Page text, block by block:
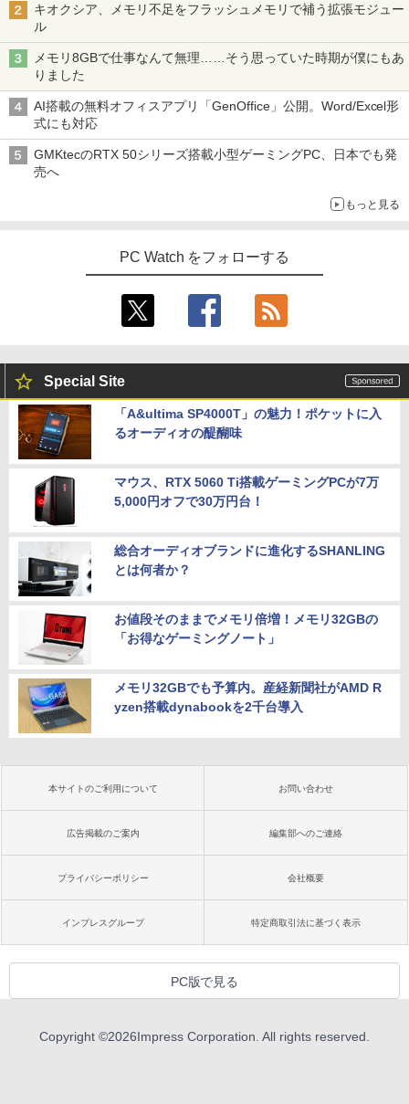
キオクシア、メモリ不足をフラッシュメモリで補う拡張モジュー
ル
メモリ8GBで仕事なんて無理……そう思っていた時期が僕にもあ
りました
AI搭載の無料オフィスアプリ「GenOffice」公開。Word/Excel形
式にも対応
GMKtecのRTX 50シリーズ搭載小型ゲーミングPC、日本でも発
売へ
もっと見る
PC Watch をフォローする
Special Site
「A&ultima SP4000T」の魅力！ポケットに入
るオーディオの醍醐味
マウス、RTX 5060 Ti搭載ゲーミングPCが7万
5,000円オフで30万円台！
総合オーディオブランドに進化するSHANLING
とは何者か？
お値段そのままでメモリ倍増！メモリ32GBの
「お得なゲーミングノート」
メモリ32GBでも予算内。産経新聞社がAMD R
yzen搭載dynabookを2千台導入
本サイトのご利用について お問い合わせ
広告掲載のご案内 編集部へのご連絡
プライバシーポリシー 会社概要
インプレスグループ 特定商取引法に基づく表示
PC版で見る
Copyright ©2026Impress Corporation. All rights reserved.